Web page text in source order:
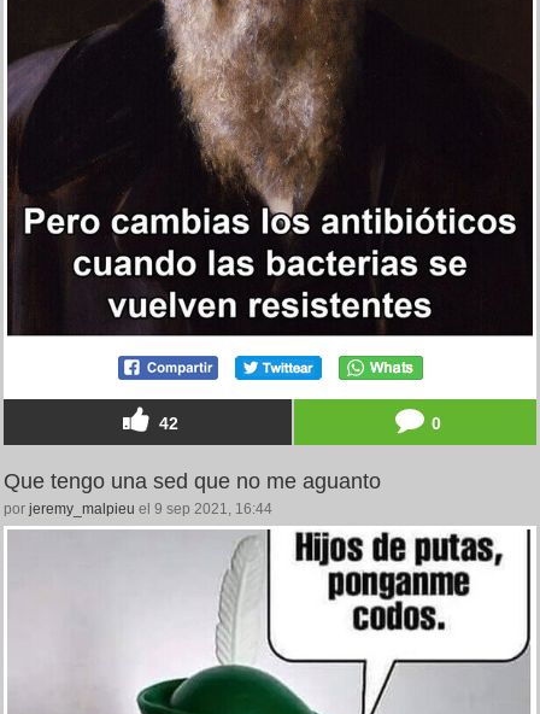
42 0
Que tengo una sed que no me aguanto
por jeremy_malpieu el 9 sep 2021, 16:44